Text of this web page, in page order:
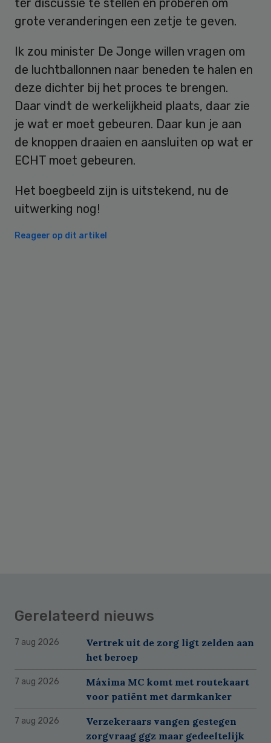
ter discussie te stellen en proberen om
grote veranderingen een zetje te geven.
Ik zou minister De Jonge willen vragen om
de luchtballonnen naar beneden te halen en
deze dichter bij het proces te brengen.
Daar vindt de werkelijkheid plaats, daar zie
je wat er moet gebeuren. Daar kun je aan
de knoppen draaien en aansluiten op wat er
ECHT moet gebeuren.
Het boegbeeld zijn is uitstekend, nu de
uitwerking nog!
Reageer op dit artikel
Gerelateerd nieuws
7 aug 2026
Vertrek uit de zorg ligt zelden aan
het beroep
7 aug 2026
Máxima MC komt met routekaart
voor patiënt met darmkanker
7 aug 2026
Verzekeraars vangen gestegen
zorgvraag ggz maar gedeeltelijk